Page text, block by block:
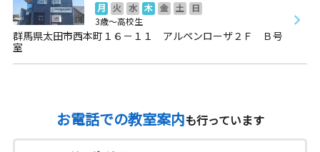
月 火 水 木 金 土
日
3歳～高校生
群馬県太田市西本町１６－１１ アルペンローザ２Ｆ Ｂ号
室
お電話での教室案内も行っています